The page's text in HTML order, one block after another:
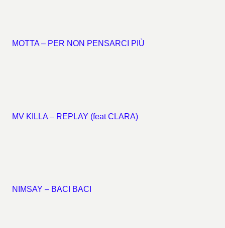
MOTTA – PER NON PENSARCI PIÙ
MV KILLA – REPLAY (feat CLARA)
NIMSAY – BACI BACI